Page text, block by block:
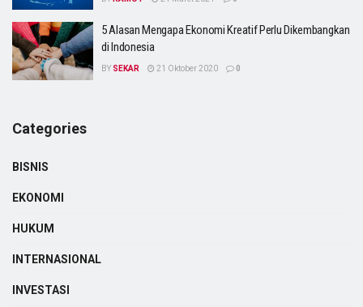
5 Alasan Mengapa Ekonomi Kreatif Perlu Dikembangkan
di Indonesia
BY SEKAR 21 Oktober 2020 0
Categories
BISNIS
EKONOMI
HUKUM
INTERNASIONAL
INVESTASI